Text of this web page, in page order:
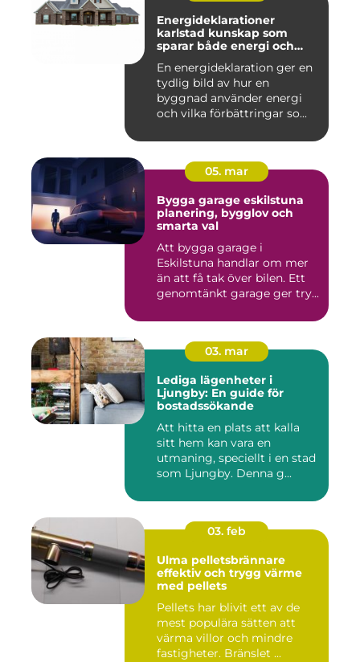
Energideklarationer
karlstad kunskap som
sparar både energi och
En energideklaration ger en
tydlig bild av hur en
byggnad använder energi
och vilka förbättringar so...
05. mar
Bygga garage eskilstuna
planering, bygglov och
smarta val
Att bygga garage i
Eskilstuna handlar om mer
än att få tak över bilen. Ett
genomtänkt garage ger try...
03. mar
Lediga lägenheter i
Ljungby: En guide för
bostadssökande
Att hitta en plats att kalla
sitt hem kan vara en
utmaning, speciellt i en stad
som Ljungby. Denna g...
03. feb
Ulma pelletsbrännare
effektiv och trygg värme
med pellets
Pellets har blivit ett av de
mest populära sätten att
värma villor och mindre
fastigheter. Bränslet ...